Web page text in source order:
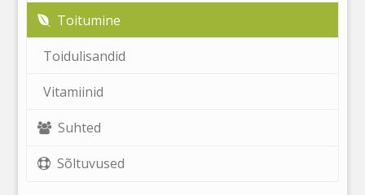
Toitumine
Toidulisandid
Vitamiinid
Suhted
Sõltuvused